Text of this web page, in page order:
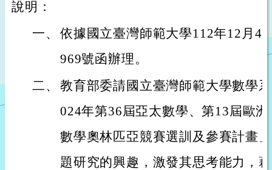
說明：
一、 依據國立臺灣師範大學112年12月4
969號函辦理。
二、 教育部委請國立臺灣師範大學數學
024年第36屆亞太數學、第13屆歐
數學奧林匹亞競賽選訓及參賽計畫
題研究的興趣，激發其思考能力，